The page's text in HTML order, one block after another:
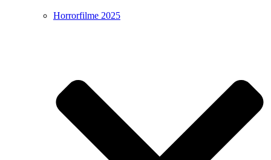
Horrorfilme 2025